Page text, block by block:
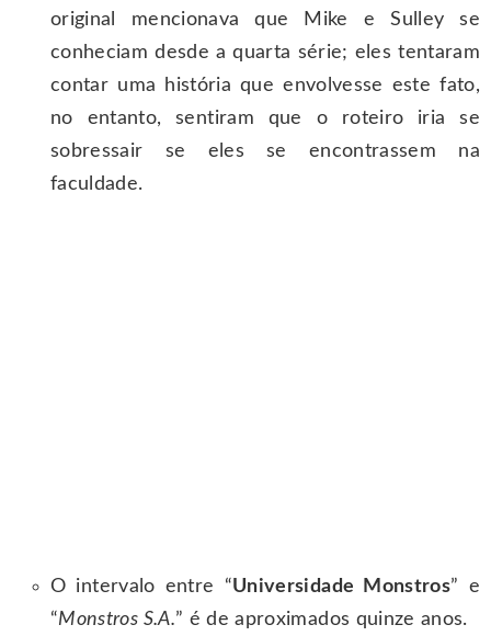
original mencionava que Mike e Sulley se
conheciam desde a quarta série; eles tentaram
contar uma história que envolvesse este fato,
no entanto, sentiram que o roteiro iria se
sobressair se eles se encontrassem na
faculdade.
O intervalo entre “Universidade Monstros” e
“Monstros S.A.” é de aproximados quinze anos.